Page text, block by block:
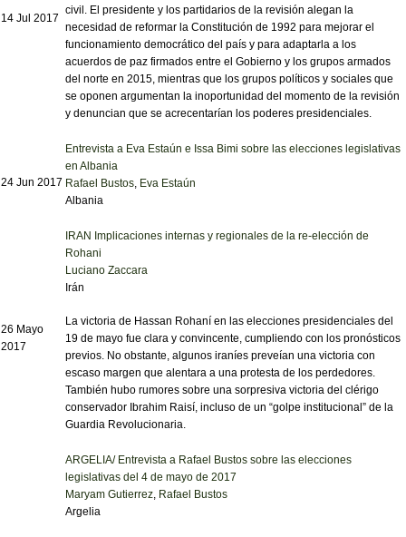
14 Jul 2017
civil. El presidente y los partidarios de la revisión alegan la
necesidad de reformar la Constitución de 1992 para mejorar el
funcionamiento democrático del país y para adaptarla a los
acuerdos de paz firmados entre el Gobierno y los grupos armados
del norte en 2015, mientras que los grupos políticos y sociales que
se oponen argumentan la inoportunidad del momento de la revisión
y denuncian que se acrecentarían los poderes presidenciales.
24 Jun 2017
Entrevista a Eva Estaún e Issa Bimi sobre las elecciones legislativas
en Albania
Rafael Bustos Eva Estaún
Albania
26 Mayo
2017
IRAN Implicaciones internas y regionales de la re-elección de
Rohani
Luciano Zaccara
Irán
La victoria de Hassan Rohaní en las elecciones presidenciales del
19 de mayo fue clara y convincente, cumpliendo con los pronósticos
previos. No obstante, algunos iraníes preveían una victoria con
escaso margen que alentara a una protesta de los perdedores.
También hubo rumores sobre una sorpresiva victoria del clérigo
conservador Ibrahim Raisí, incluso de un “golpe institucional” de la
Guardia Revolucionaria.
ARGELIA/ Entrevista a Rafael Bustos sobre las elecciones
legislativas del 4 de mayo de 2017
Maryam Gutierrez Rafael Bustos
Argelia